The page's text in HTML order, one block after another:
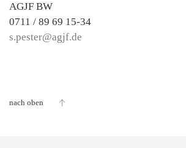
AGJF BW
0711 / 89 69 15-34
s.pester@agjf.de
nach oben